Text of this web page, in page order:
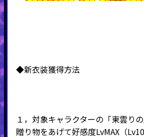
◆新衣装獲得方法
１，対象キャラクターの「東雲り
贈り物をあげて好感度LvMAX（